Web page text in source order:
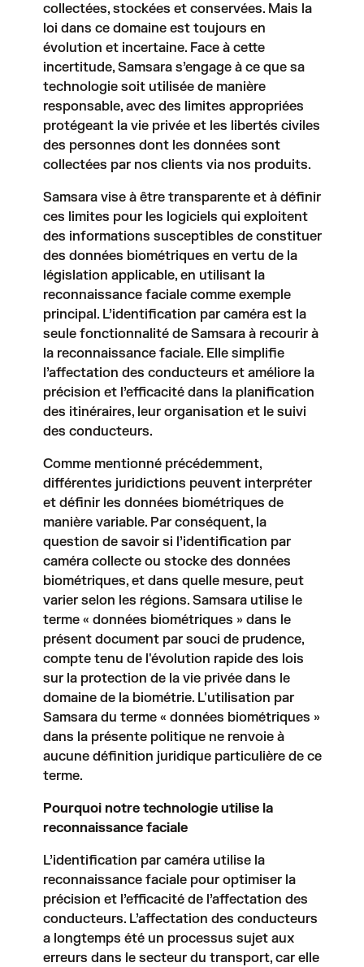
collectées, stockées et conservées. Mais la
loi dans ce domaine est toujours en
évolution et incertaine. Face à cette
incertitude, Samsara s’engage à ce que sa
technologie soit utilisée de manière
responsable, avec des limites appropriées
protégeant la vie privée et les libertés civiles
des personnes dont les données sont
collectées par nos clients via nos produits.
Samsara vise à être transparente et à définir
ces limites pour les logiciels qui exploitent
des informations susceptibles de constituer
des données biométriques en vertu de la
législation applicable, en utilisant la
reconnaissance faciale comme exemple
principal. L’identification par caméra est la
seule fonctionnalité de Samsara à recourir à
la reconnaissance faciale. Elle simplifie
l’affectation des conducteurs et améliore la
précision et l’efficacité dans la planification
des itinéraires, leur organisation et le suivi
des conducteurs.
Comme mentionné précédemment,
différentes juridictions peuvent interpréter
et définir les données biométriques de
manière variable. Par conséquent, la
question de savoir si l’identification par
caméra collecte ou stocke des données
biométriques, et dans quelle mesure, peut
varier selon les régions. Samsara utilise le
terme « données biométriques » dans le
présent document par souci de prudence,
compte tenu de l'évolution rapide des lois
sur la protection de la vie privée dans le
domaine de la biométrie. L'utilisation par
Samsara du terme « données biométriques »
dans la présente politique ne renvoie à
aucune définition juridique particulière de ce
terme.
Pourquoi notre technologie utilise la
reconnaissance faciale
L’identification par caméra utilise la
reconnaissance faciale pour optimiser la
précision et l’efficacité de l’affectation des
conducteurs. L’affectation des conducteurs
a longtemps été un processus sujet aux
erreurs dans le secteur du transport, car elle